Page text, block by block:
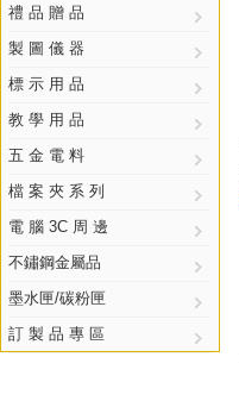
禮 品 贈 品
製 圖 儀 器
標 示 用 品
教 學 用 品
五 金 電 料
檔 案 夾 系 列
電 腦 3C 周 邊
不鏽鋼金屬品
墨水匣/碳粉匣
訂 製 品 專 區